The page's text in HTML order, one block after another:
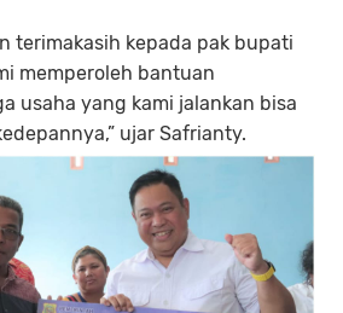
terimakasih kepada pak bupati
memperoleh bantuan
usaha yang kami jalankan bisa
ujar Safrianty.